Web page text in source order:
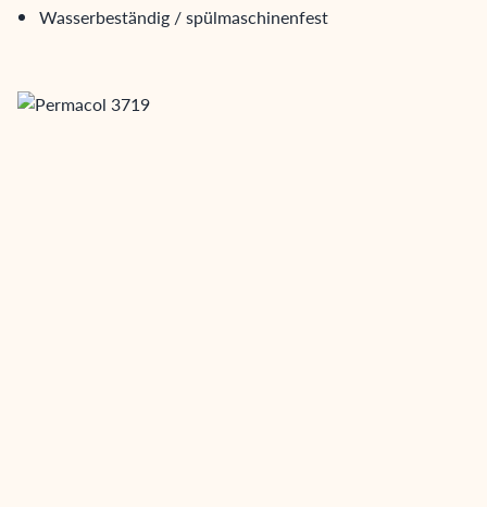
Wasserbeständig / spülmaschinenfest